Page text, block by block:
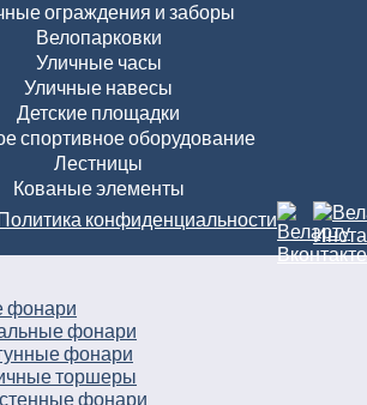
ограждения и заборы
Велопарковки
Уличные часы
Уличные навесы
Детские площадки
спортивное оборудование
Лестницы
Кованые элементы
конфиденциальности
фонари
фонари
фонари
торшеры
фонари